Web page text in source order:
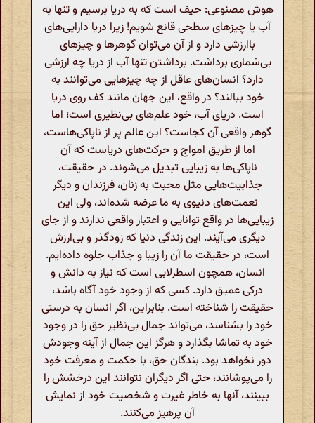
هوش مصنوعی: حیف است که به دریا برسیم و تنها به
آب یا چیزهای سطحی قانع شویم! زیرا دریا دارایی‌های
باارزشی دارد و از آن می‌توان گوهرها و چیزهای
بی‌شماری برداشت. برداشتن تنها آب از دریا چه ارزشی
دارد؟ انسان‌های عاقل از چه چیزهایی می‌توانند به
خود ببالند؟ در واقع، این جهان مانند کف روی دریا
است. دریای آب، خود علم‌های بی‌نظیری است؛ اما
گوهر واقعی آن کجاست؟ این عالم پر از ناپاکی‌هاست،
اما از طریق امواج و حرکت‌های دریاست که آن
ناپاکی‌ها به زیبایی تبدیل می‌شوند. در حقیقت،
جذابیت‌هایی مثل محبت به زنان، فرزندان و دیگر
نعمت‌های دنیوی به ما عرضه شده‌اند، ولی این
زیبایی‌ها در واقع توانایی و اعتبار واقعی ندارند و از جای
دیگری می‌آیند. این زندگی دنیا که زودگذر و بی‌ارزش
است، در حقیقت ما آن را زیبا و جذاب جلوه داده‌ایم.
انسان، همچون اسطرلابی است که نیاز به دانش و
درکی عمیق دارد. کسی که از وجود خود آگاه باشد،
حقیقت را شناخته است. بنابراین، اگر انسان به درستی
خود را بشناسد، می‌تواند جمال بی‌نظیر حق را در وجود
خود به تماشا بگذارد و هرگز این جمال از آینه وجودش
دور نخواهد بود. بندگان حق، با حکمت و معرفت خود
را می‌پوشانند، حتی اگر دیگران نتوانند این درخشش را
ببینند، آنها به خاطر غیرت و شخصیت خود از نمایش
آن پرهیز می‌کنند.